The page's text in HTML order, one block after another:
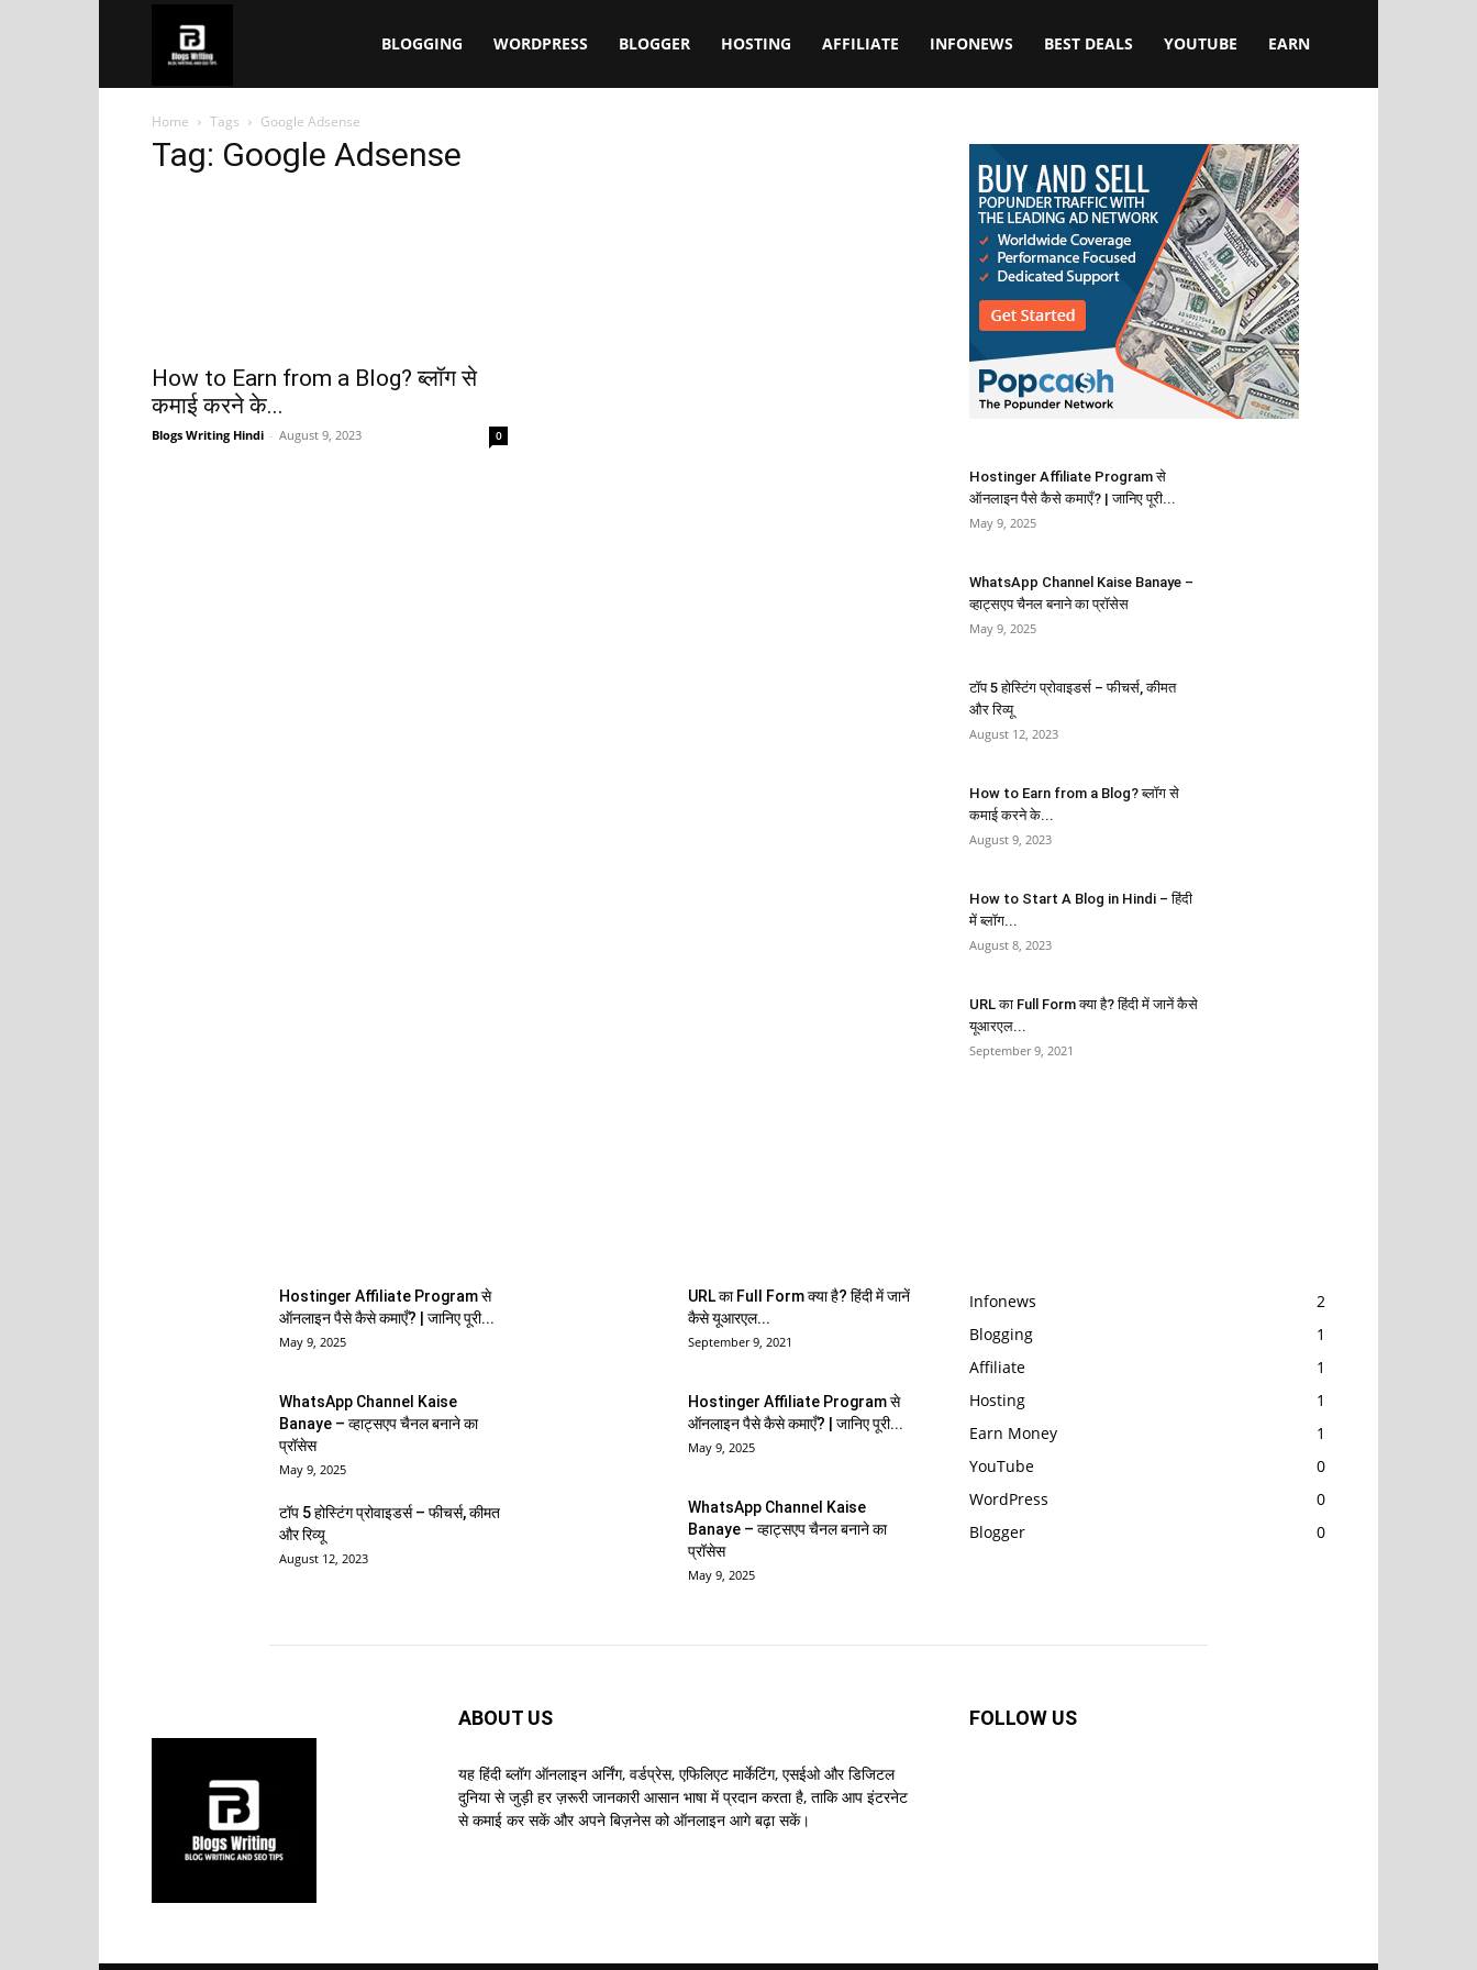
Writing
BLOGGING WORDPRESS BLOGGER HOSTING AFFILIATE INFONEWS BEST DEALS YOUTUBE EARN
Home Tags Google Adsense
Tag: Google Adsense
How to Earn from a Blog? ब्लॉग से
कमाई करने के...
Blogs Writing Hindi - August 9, 2023 0
Hostinger Affiliate Program से
ऑनलाइन पैसे कैसे कमाएँ? | जानिए पूरी...
May 9, 2025
WhatsApp Channel Kaise Banaye –
व्हाट्सएप चैनल बनाने का प्रॉसेस
May 9, 2025
टॉप 5 होस्टिंग प्रोवाइडर्स – फीचर्स, कीमत
और रिव्यू
August 12, 2023
How to Earn from a Blog? ब्लॉग से
कमाई करने के...
August 9, 2023
How to Start A Blog in Hindi – हिंदी
में ब्लॉग...
August 8, 2023
URL का Full Form क्या है? हिंदी में जानें कैसे
यूआरएल...
September 9, 2021
Hostinger Affiliate Program से
ऑनलाइन पैसे कैसे कमाएँ? | जानिए पूरी...
May 9, 2025
WhatsApp Channel Kaise
Banaye – व्हाट्सएप चैनल बनाने का
प्रॉसेस
May 9, 2025
टॉप 5 होस्टिंग प्रोवाइडर्स – फीचर्स, कीमत
और रिव्यू
August 12, 2023
URL का Full Form क्या है? हिंदी में जानें
कैसे यूआरएल...
September 9, 2021
Hostinger Affiliate Program से
ऑनलाइन पैसे कैसे कमाएँ? | जानिए पूरी...
May 9, 2025
WhatsApp Channel Kaise
Banaye – व्हाट्सएप चैनल बनाने का
प्रॉसेस
May 9, 2025
Infonews
2
Blogging
1
Affiliate
1
Hosting
1
Earn Money
1
YouTube
0
WordPress
0
Blogger
0
ABOUT US
यह हिंदी ब्लॉग ऑनलाइन अर्निंग, वर्डप्रेस, एफिलिएट मार्केटिंग, एसईओ और डिजिटल
दुनिया से जुड़ी हर ज़रूरी जानकारी आसान भाषा में प्रदान करता है, ताकि आप इंटरनेट
से कमाई कर सकें और अपने बिज़नेस को ऑनलाइन आगे बढ़ा सकें।
FOLLOW US